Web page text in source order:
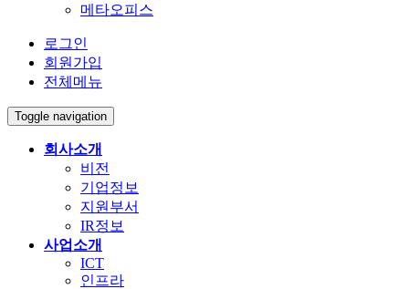
메타오피스
로그인
회원가입
전체메뉴
Toggle navigation
회사소개
비전
기업정보
지원부서
IR정보
사업소개
ICT
인프라